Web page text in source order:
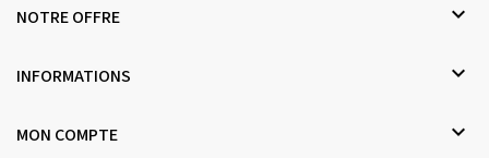
NOTRE OFFRE 
INFORMATIONS 
MON COMPTE 